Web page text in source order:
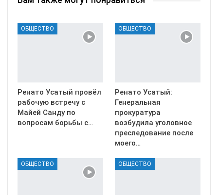
ОБЩЕСТВО
Ренато Усатый провёл
рабочую встречу с
Майей Санду по
вопросам борьбы с…
ОБЩЕСТВО
Ренато Усатый:
Генеральная
прокуратура
возбудила уголовное
преследование после
моего…
ОБЩЕСТВО ОБЩЕСТВО